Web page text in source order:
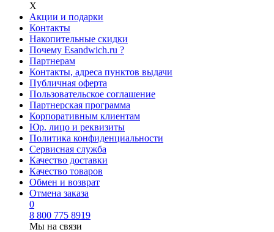
Х
Акции и подарки
Контакты
Накопительные скидки
Почему Esandwich.ru ?
Партнерам
Контакты, адреса пунктов выдачи
Публичная оферта
Пользовательское соглашение
Партнерская программа
Корпоративным клиентам
Юр. лицо и реквизиты
Политика конфиденциальности
Сервисная служба
Качество доставки
Качество товаров
Обмен и возврат
Отмена заказа
0
8 800 775 8919
Мы на связи